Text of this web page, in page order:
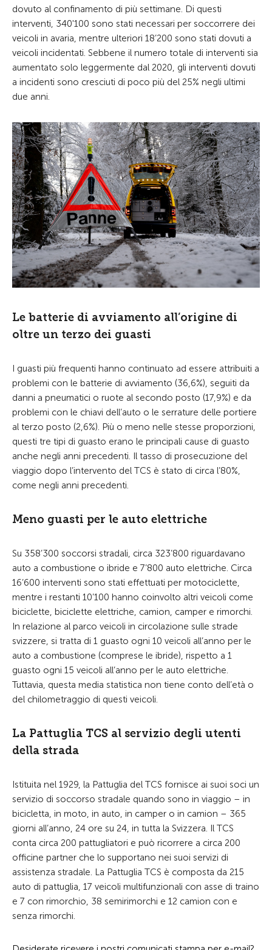
dovuto al confinamento di più settimane. Di questi
interventi, 340'100 sono stati necessari per soccorrere dei
veicoli in avaria, mentre ulteriori 18’200 sono stati dovuti a
veicoli incidentati. Sebbene il numero totale di interventi sia
aumentato solo leggermente dal 2020, gli interventi dovuti
a incidenti sono cresciuti di poco più del 25% negli ultimi
due anni.
Le batterie di avviamento all’origine di
oltre un terzo dei guasti
I guasti più frequenti hanno continuato ad essere attribuiti a
problemi con le batterie di avviamento (36,6%), seguiti da
danni a pneumatici o ruote al secondo posto (17,9%) e da
problemi con le chiavi dell’auto o le serrature delle portiere
al terzo posto (2,6%). Più o meno nelle stesse proporzioni,
questi tre tipi di guasto erano le principali cause di guasto
anche negli anni precedenti. Il tasso di prosecuzione del
viaggio dopo l’intervento del TCS è stato di circa l’80%,
come negli anni precedenti.
Meno guasti per le auto elettriche
Su 358’300 soccorsi stradali, circa 323’800 riguardavano
auto a combustione o ibride e 7’800 auto elettriche. Circa
16’600 interventi sono stati effettuati per motociclette,
mentre i restanti 10’100 hanno coinvolto altri veicoli come
biciclette, biciclette elettriche, camion, camper e rimorchi.
In relazione al parco veicoli in circolazione sulle strade
svizzere, si tratta di 1 guasto ogni 10 veicoli all’anno per le
auto a combustione (comprese le ibride), rispetto a 1
guasto ogni 15 veicoli all’anno per le auto elettriche.
Tuttavia, questa media statistica non tiene conto dell’età o
del chilometraggio di questi veicoli.
La Pattuglia TCS al servizio degli utenti
della strada
Istituita nel 1929, la Pattuglia del TCS fornisce ai suoi soci un
servizio di soccorso stradale quando sono in viaggio – in
bicicletta, in moto, in auto, in camper o in camion – 365
giorni all’anno, 24 ore su 24, in tutta la Svizzera. Il TCS
conta circa 200 pattugliatori e può ricorrere a circa 200
officine partner che lo supportano nei suoi servizi di
assistenza stradale. La Pattuglia TCS è composta da 215
auto di pattuglia, 17 veicoli multifunzionali con asse di traino
e 7 con rimorchio, 38 semirimorchi e 12 camion con e
senza rimorchi.